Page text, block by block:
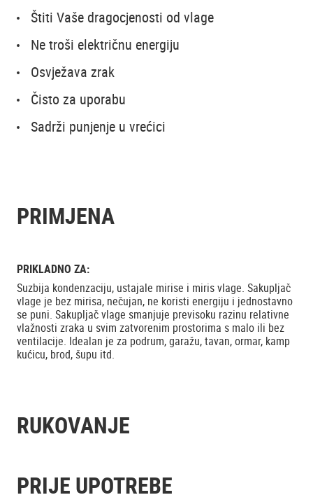
Štiti Vaše dragocjenosti od vlage
Ne troši električnu energiju
Osvježava zrak
Čisto za uporabu
Sadrži punjenje u vrećici
PRIMJENA
PRIKLADNO ZA:
Suzbija kondenzaciju, ustajale mirise i miris vlage. Sakupljač
vlage je bez mirisa, nečujan, ne koristi energiju i jednostavno
se puni. Sakupljač vlage smanjuje previsoku razinu relativne
vlažnosti zraka u svim zatvorenim prostorima s malo ili bez
ventilacije. Idealan je za podrum, garažu, tavan, ormar, kamp
kućicu, brod, šupu itd.
RUKOVANJE
PRIJE UPOTREBE